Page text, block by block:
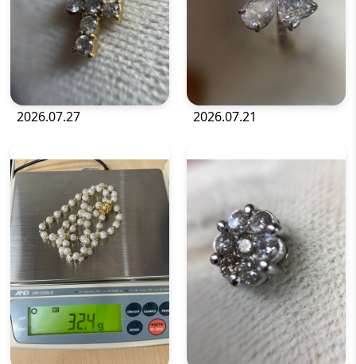
2026.07.27 2026.07.21